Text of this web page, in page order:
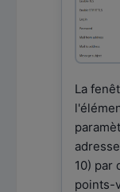
La
10) par
points-